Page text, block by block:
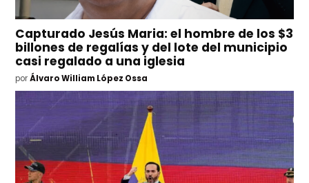
Capturado Jesús Maria: el hombre de los $3
billones de regalías y del lote del municipio
casi regalado a una iglesia
por Álvaro William López Ossa